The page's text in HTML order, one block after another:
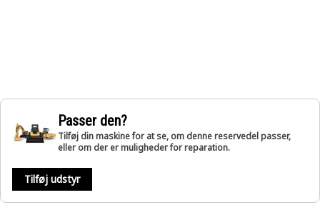
Passer den?
Tilføj din maskine for at se, om denne reservedel passer,
eller om der er muligheder for reparation.
Tilføj udstyr